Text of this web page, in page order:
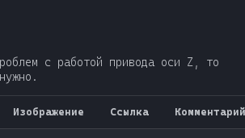
с работой привода оси Z, то
Изображение Ссылка Комментарий